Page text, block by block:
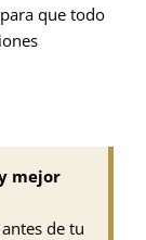
que todo
mejor
de tu